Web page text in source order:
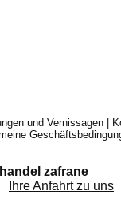
und Vernissagen
zafrane
Ihre Anfahrt zu uns